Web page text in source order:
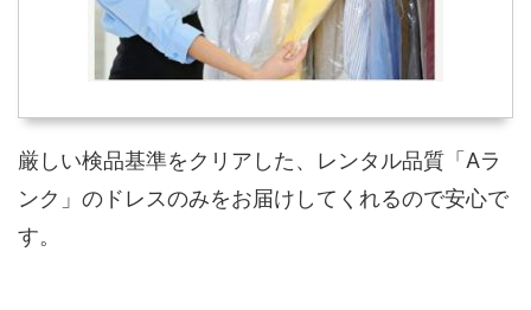
厳しい検品基準をクリアした、レンタル品質「Aラ
ンク」のドレスのみをお届けしてくれるので安心で
す。